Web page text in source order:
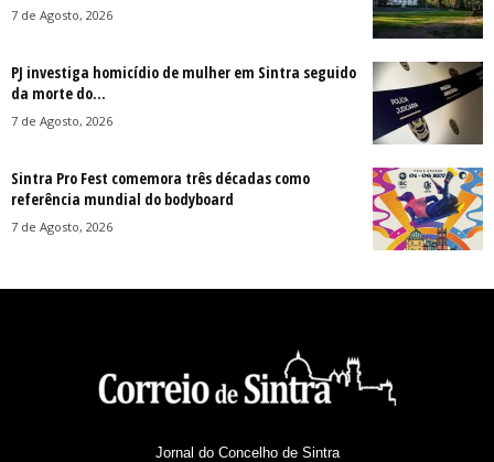
7 de Agosto, 2026
PJ investiga homicídio de mulher em Sintra seguido
da morte do...
7 de Agosto, 2026
Sintra Pro Fest comemora três décadas como
referência mundial do bodyboard
7 de Agosto, 2026
Jornal do Concelho de Sintra